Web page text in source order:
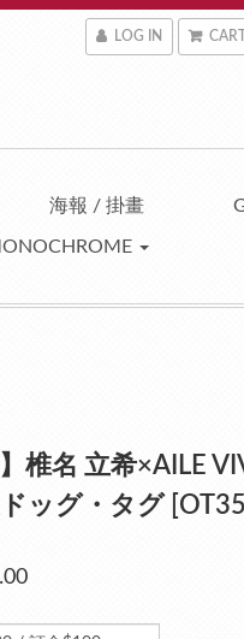
LOG IN CART
海報 / 掛畫
】椎名 立希×AILE
ッグ・タグ